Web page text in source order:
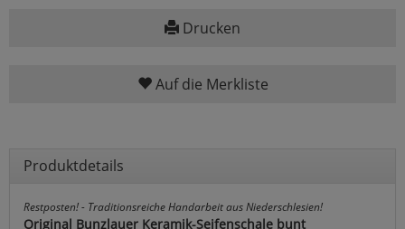
Drucken
Auf die Merkliste
Produktdetails
Restposten! - Traditionsreiche Handarbeit aus Niederschlesien!
Original Bunzlauer Keramik-Seifenschale bunt